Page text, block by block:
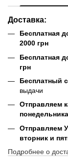
Доставка:
Бесплатная
2000 грн
Бесплатная
грн
Бесплатный
выдачи
Отправляем
Отправляем
вторник и
Подробнее о